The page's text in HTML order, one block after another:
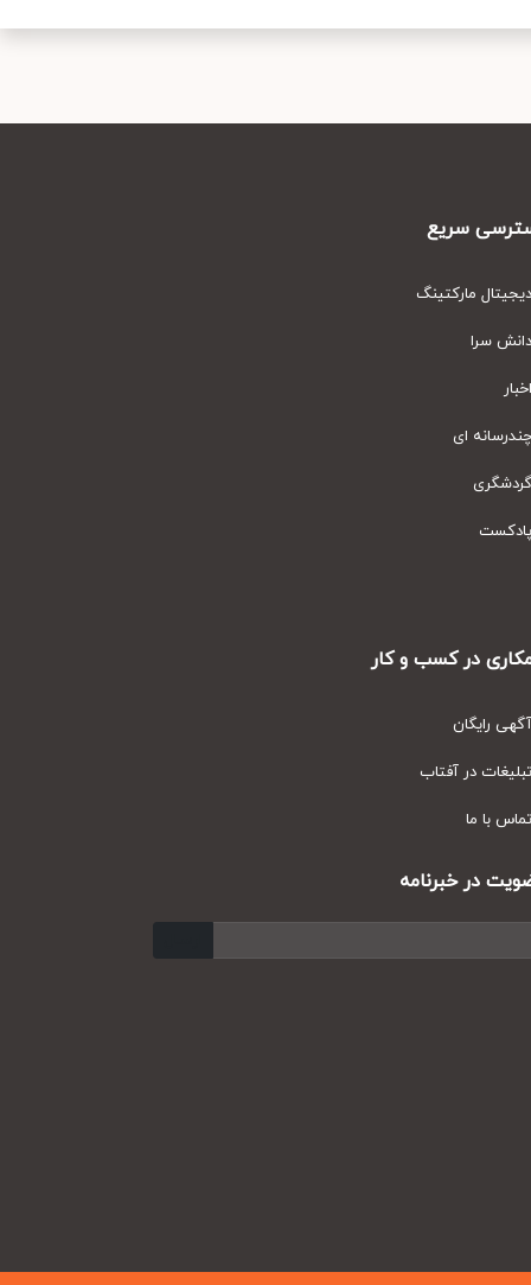
سریع
مارکتینگ
سرا
ای
در کسب و کار
رایگان
در آفتاب
با ما
در خبرنامه